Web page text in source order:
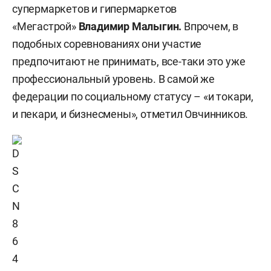
супермаркетов и гипермаркетов
«Мегастрой» Владимир Малыгин. Впрочем, в
подобных соревнованиях они участие
предпочитают не принимать, все-таки это уже
профессиональный уровень. В самой же
федерации по социальному статусу – «и токари,
и пекари, и бизнесмены», отметил Овчинников.